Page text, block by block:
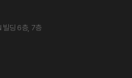
빌딩 6층, 7층